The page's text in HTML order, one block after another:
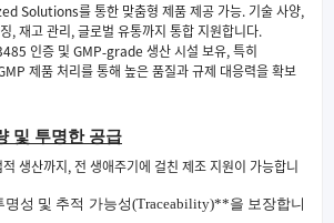
Solutions를 통한 맞춤형 제품 제공 가능. 기술 사양,
,재고 관리,글로벌 유통까지 통합 지원합니다.
인증 및 GMP‑grade 생산 시설 보유,특히
제품 처리를 통해 높은 품질과 규제 대응력을 확보
및 투명한 공급
생산까지 ,전 생애주기에 걸친 제조 지원이 가능합니
명성 및 추적 가능성(Traceability)**을 보장합니